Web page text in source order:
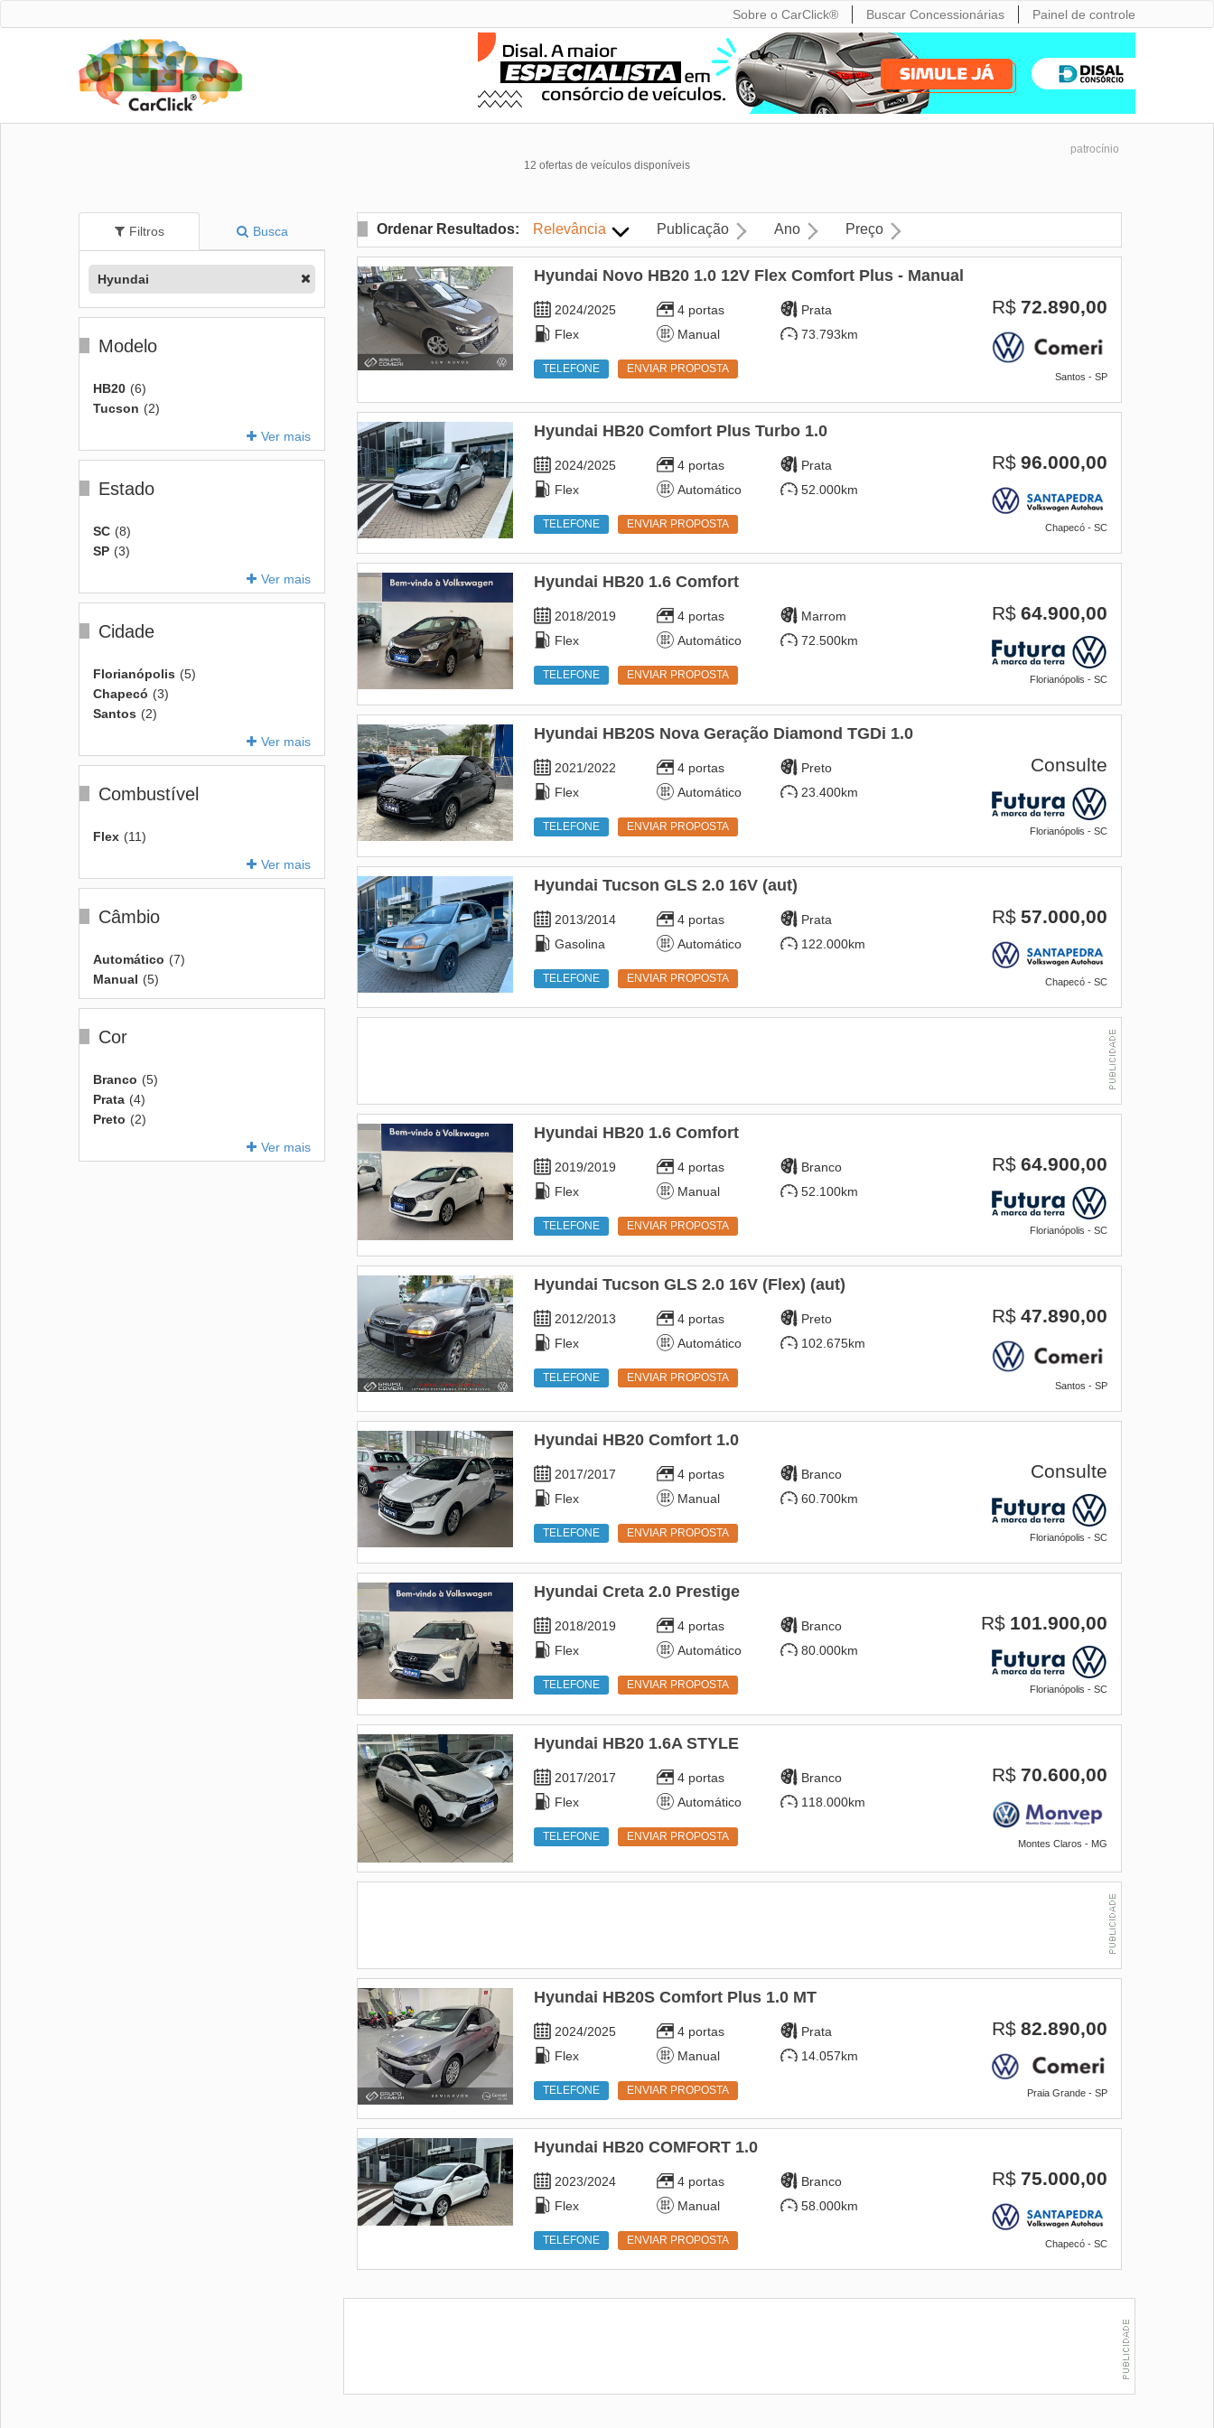
Sobre o CarClick® Buscar Concessionárias Painel de controle
patrocínio
12 ofertas de veículos disponíveis
Filtros Busca
Hyundai
Modelo
HB20 (6)
Tucson (2)
Ver mais
Estado
SC (8)
SP (3)
Ver mais
Cidade
Florianópolis (5)
Chapecó (3)
Santos (2)
Ver mais
Combustível
Flex (11)
Ver mais
Câmbio
Automático (7)
Manual (5)
Cor
Branco (5)
Prata (4)
Preto (2)
Ver mais
Ordenar Resultados: Relevância Publicação Ano Preço
Hyundai Novo HB20 1.0 12V Flex Comfort Plus - Manual
2024/2025 4 portas
Prata
Flex
Manual 73.793km
TELEFONE ENVIAR PROPOSTA
R$ 72.890,00
Santos - SP
Hyundai HB20 Comfort Plus Turbo 1.0
2024/2025 4 portas
Prata
Flex
Automático 52.000km
TELEFONE ENVIAR PROPOSTA
R$ 96.000,00
Chapecó - SC
Hyundai HB20 1.6 Comfort
2018/2019 4 portas
Marrom
Flex
Automático 72.500km
TELEFONE ENVIAR PROPOSTA
R$ 64.900,00
Florianópolis - SC
Hyundai HB20S Nova Geração Diamond TGDi 1.0
2021/2022 4 portas
Preto
Flex
Automático 23.400km
TELEFONE ENVIAR PROPOSTA
Consulte
Florianópolis - SC
Hyundai Tucson GLS 2.0 16V (aut)
2013/2014 4 portas
Prata
Gasolina
Automático 122.000km
TELEFONE ENVIAR PROPOSTA
R$ 57.000,00
Chapecó - SC
Hyundai HB20 1.6 Comfort
2019/2019 4 portas
Branco
Flex
Manual 52.100km
TELEFONE ENVIAR PROPOSTA
R$ 64.900,00
Florianópolis - SC
Hyundai Tucson GLS 2.0 16V (Flex) (aut)
2012/2013 4 portas
Preto
Flex
Automático 102.675km
TELEFONE ENVIAR PROPOSTA
R$ 47.890,00
Santos - SP
Hyundai HB20 Comfort 1.0
2017/2017 4 portas
Branco
Flex
Manual 60.700km
TELEFONE ENVIAR PROPOSTA
Consulte
Florianópolis - SC
Hyundai Creta 2.0 Prestige
2018/2019 4 portas
Branco
Flex
Automático 80.000km
TELEFONE ENVIAR PROPOSTA
R$ 101.900,00
Florianópolis - SC
Hyundai HB20 1.6A STYLE
2017/2017 4 portas
Branco
Flex
Automático 118.000km
TELEFONE ENVIAR PROPOSTA
R$ 70.600,00
Montes Claros - MG
Hyundai HB20S Comfort Plus 1.0 MT
2024/2025 4 portas
Prata
Flex
Manual 14.057km
TELEFONE ENVIAR PROPOSTA
R$ 82.890,00
Praia Grande - SP
Hyundai HB20 COMFORT 1.0
2023/2024 4 portas
Branco
Flex
Manual 58.000km
TELEFONE ENVIAR PROPOSTA
R$ 75.000,00
Chapecó - SC